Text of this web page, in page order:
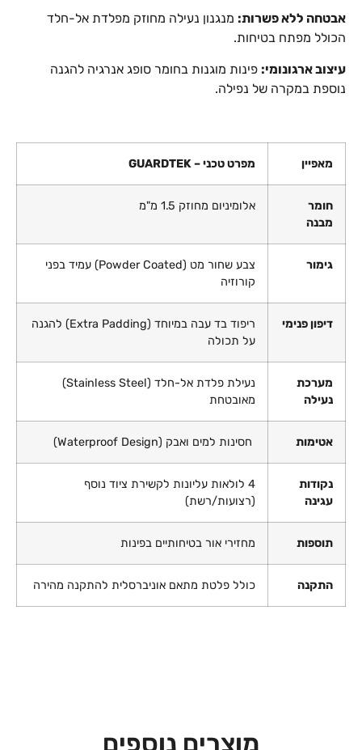
אבטחה ללא פשרות:מנגנון נעילה מחוזק מפלדת אל-חלד
הכולל מפתח בטיחות.
עיצוב ארגונומי:פינות מוגנות בחומר סופג אנרגיה להגנה
נוספת במקרה של נפילה.
מאפיין מפרט טכני – GUARDTEK
חומר
מבנה
אלומיניום מחוזק 1.5 מ"מ
גימור
צבע שחור מט (Powder Coated) עמיד בפני
קורוזיה
דיפון פנימי
ריפוד בד עבה במיוחד (Extra Padding) להגנה
על תכולה
מערכת
נעילה
נעילת פלדת אל-חלד (Stainless Steel)
מאובטחת
אטימות חסינות למים ואבק (Waterproof Design)
נקודות
עגינה
4 לולאות עליונות לקשירת ציוד נוסף
(רצועות/רשת)
תוספות מחזירי אור בטיחותיים בפינות
התקנה כולל פלטת מתאם אוניברסלית להתקנה מהירה
מוצרים נוספים